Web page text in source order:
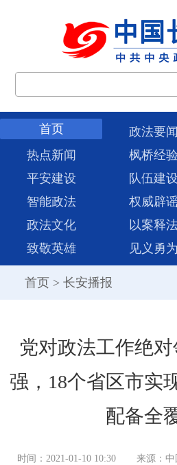
首页 政法要闻
热点新闻
枫桥经验
平安建设
队伍建设
智能政法
权威辟
政法文化
以案释
致敬英雄
见义勇为
首页 > 长安播报
党对政法工作绝
强，18个省区市实
配备全
时间：2021-01-10 10:30 来源：中